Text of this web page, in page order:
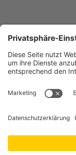
Deutschen
40549 Düsseldorf
Telefon:0211 -
0211 -